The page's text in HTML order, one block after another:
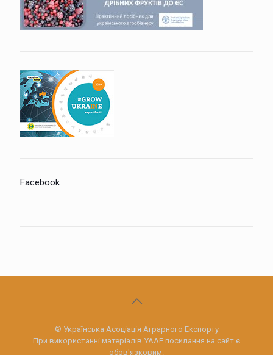
Facebook
© Українська Асоціація Аграрного Експорту
При використанні матеріалів УААЕ посилання на сайт є
обов'язковим.